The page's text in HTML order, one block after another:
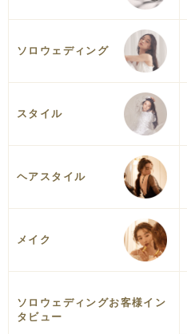
ソロウェディング
スタイル
ヘアスタイル
メイク
ソロウェディングお客様イン
タビュー